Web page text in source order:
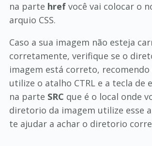
na parte hrefvocê vai colocar o
arquio CSS.
Caso a sua imagem não esteja
corretamente, verifique se o
imagem está correto, recomendo
utilize o atalho CTRL e a tecla de
na parte SRC que é o local onde
diretorio da imagem utilize esse
te ajudar a achar o diretorio